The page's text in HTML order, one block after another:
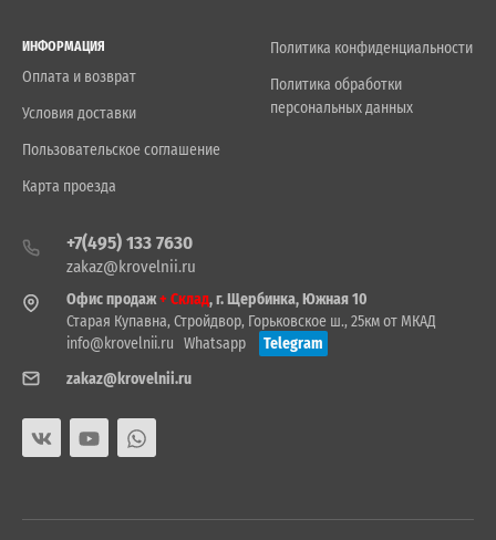
ИНФОРМАЦИЯ
Оплата и возврат
Условия доставки
Пользовательское соглашение
Карта проезда
Политика конфиденциальности
Политика обработки
персональных данных
+7(495) 133 7630
zakaz@krovelnii.ru
Офис продаж+ Склад, г. Щербинка, Южная 10
Старая Купавна, Стройдвор, Горьковское ш., 25км от МКАД
info@krovelnii.ru Whatsapp
Telegram
zakaz@krovelnii.ru